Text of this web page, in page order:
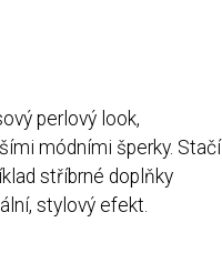
perlový look,
módními šperky. Stačí
stříbrné doplňky
stylový efekt.